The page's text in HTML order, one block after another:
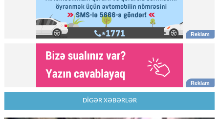
DİGƏR XƏBƏRLƏR